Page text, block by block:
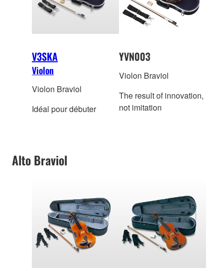
V3SKA
Violon
Violon Braviol
Idéal pour débuter
YVN003
Violon Braviol
The result of innovation,
not imitation
Alto Braviol